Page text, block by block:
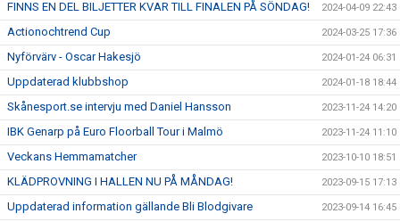
FINNS EN DEL BILJETTER KVAR TILL FINALEN PÅ SÖNDAG! 2024-04-09 22:43
Actionochtrend Cup 2024-03-25 17:36
Nyförvärv - Oscar Hakesjö 2024-01-24 06:31
Uppdaterad klubbshop 2024-01-18 18:44
Skånesport.se intervju med Daniel Hansson 2023-11-24 14:20
IBK Genarp på Euro Floorball Tour i Malmö 2023-11-24 11:10
Veckans Hemmamatcher 2023-10-10 18:51
KLÄDPROVNING I HALLEN NU PÅ MÅNDAG! 2023-09-15 17:13
Uppdaterad information gällande Bli Blodgivare 2023-09-14 16:45